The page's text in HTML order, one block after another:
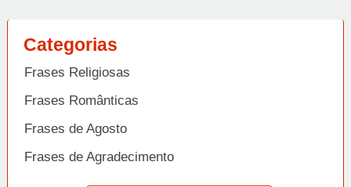
Categorias
Frases Religiosas
Frases Românticas
Frases de Agosto
Frases de Agradecimento